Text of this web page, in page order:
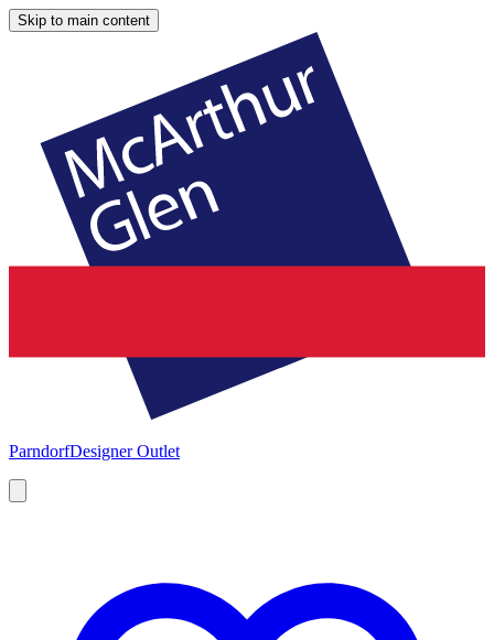
Skip to main content
ParndorfDesigner Outlet